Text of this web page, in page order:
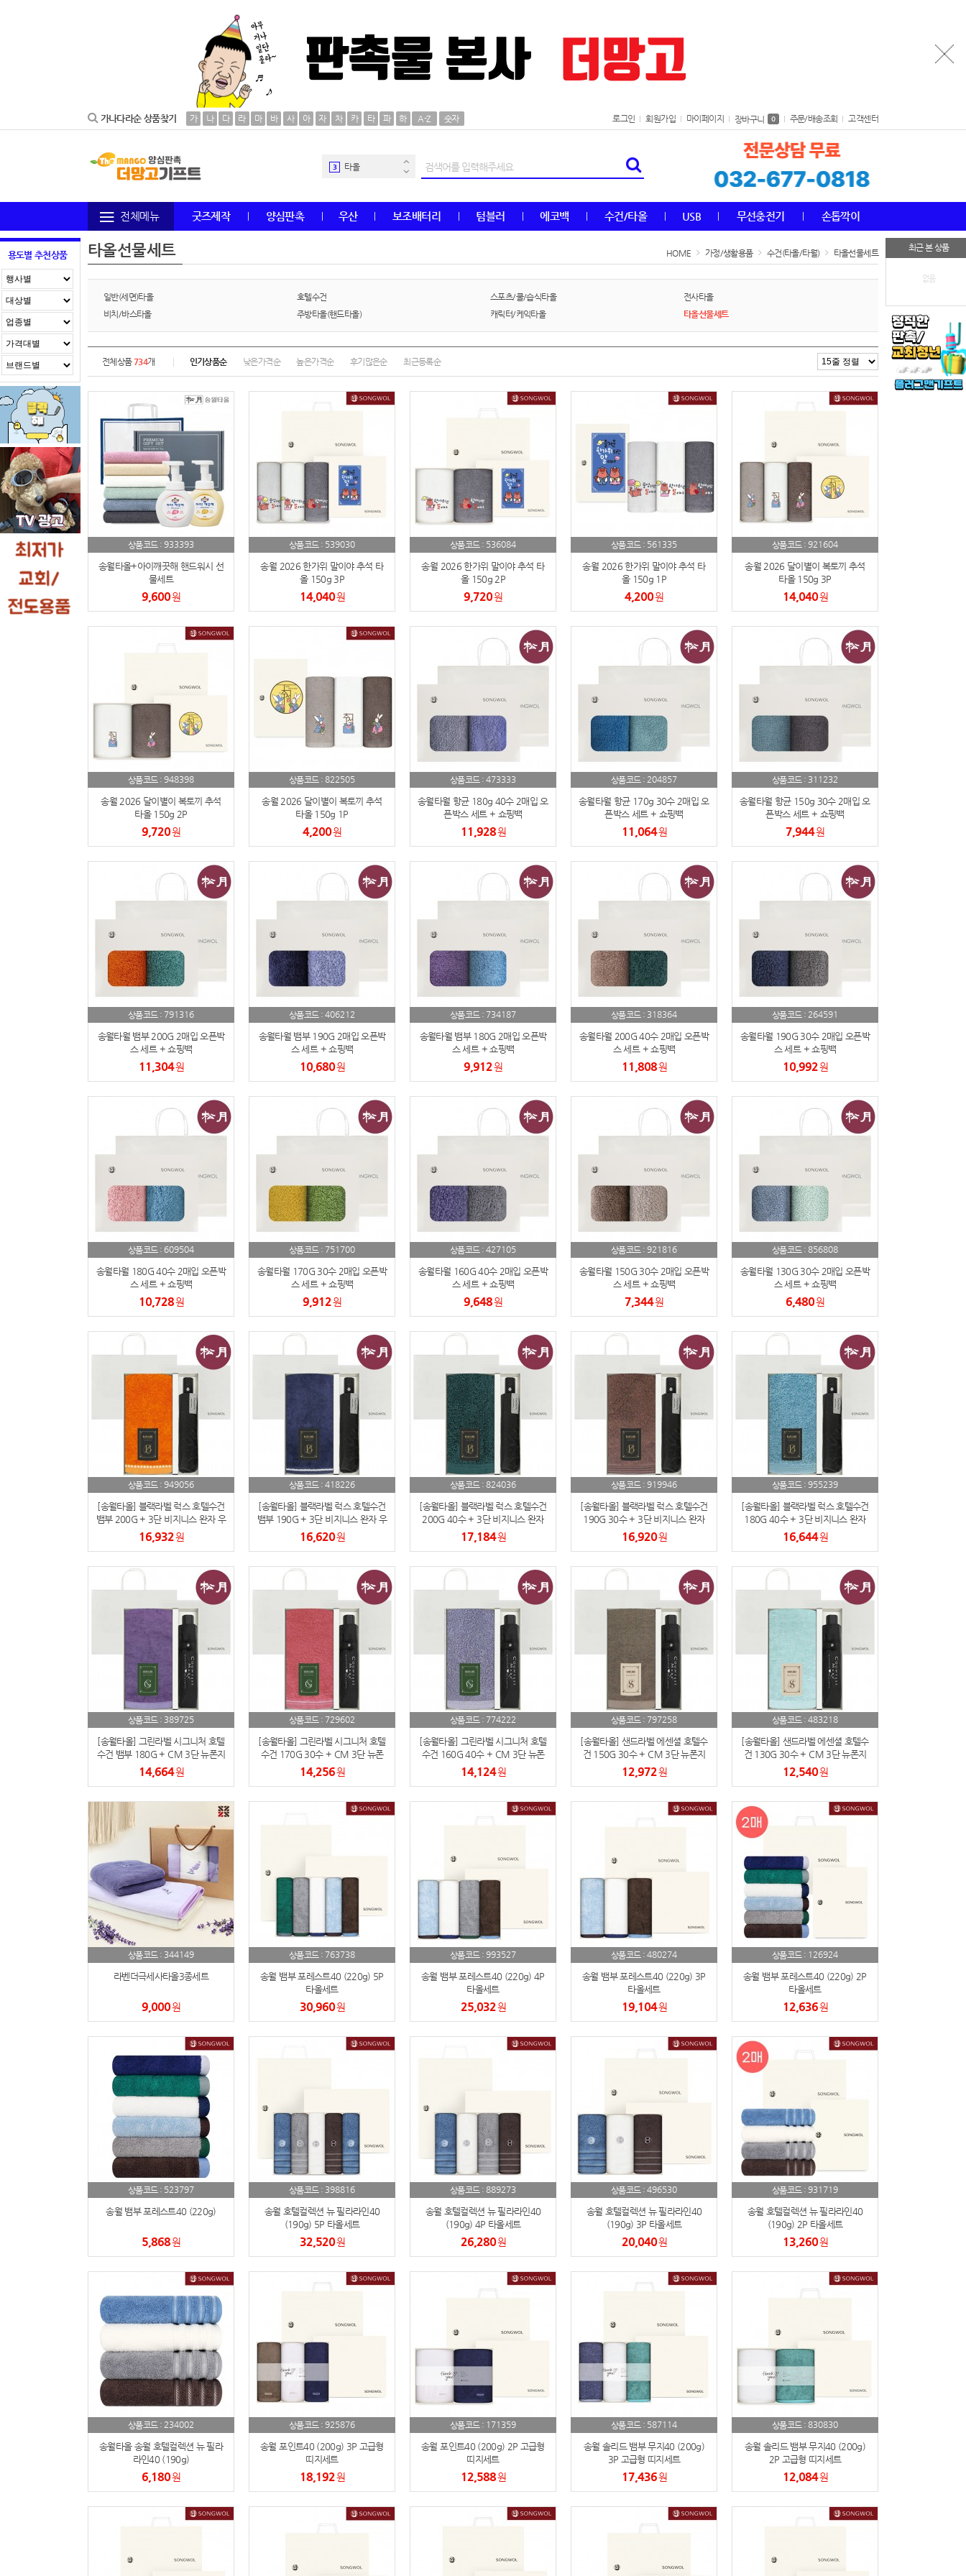
가나다라순 상품찾기 가 나 다 라 마 바 사 아 자 차 카 타 파 하 A-Z 숫자 로그인 회원가입 마이페이지 장바구니 0 주문/배송조회 고객센터
30 AP-100106
3 타올
5 볼펜
양심판촉
파우치
송월타올
에코백
15 AP-100025
16
17 AP-100050
노트
20
물티슈
23 손톱
24
25 AP-100071
28 AP-100150
29
AP-100106
1 우산
2 AP-100062
타올
볼펜
6 양심판촉
7 여행
8 텀블러
9
AP-100125
보조배터리
송월타올
에코백
15 AP-100025
쿠션
18 노트
스테들러
구급
21 물티슈
22 티슈
23 손톱
손톱깍이
AP-100071
28 AP-100150
29 AP-100084
전체메뉴 굿즈제작 양심판촉 우산 보조배터리 텀블러 에코백 수건/타올 USB 무선충전기 손톱깍이
용도별 추천상품
최근 본 상품
없음
타올선물세트 HOME 가정/생활용품 수건(타올/타월) 타올선물세트
일반(세면)타올 호텔수건 스포츠/쿨/습식타올
전사타올
비치/바스타올
주방타올(핸드타올) 캐릭터/케익타올 타올선물세트
전체상품734개 인기상품순 낮은가격순 높은가격순 후기많은순 최근등록순
상품코드 : 933393
송월타올+아이깨끗해 핸드워시 선
물세트
9,600원
상품코드 : 539030
송월 2026 한가위 말이야 추석 타
올 150g 3P
14,040원
상품코드 : 536084
송월 2026 한가위 말이야 추석 타
올 150g 2P
9,720원
상품코드 : 561335
송월 2026 한가위 말이야 추석 타
올 150g 1P
4,200원
상품코드 : 921604
송월 2026 달이별이 복토끼 추석
타올 150g 3P
14,040원
상품코드 : 948398
송월 2026 달이별이 복토끼 추석
타올 150g 2P
9,720원
상품코드 : 822505
송월 2026 달이별이 복토끼 추석
타올 150g 1P
4,200원
상품코드 : 473333
송월타월 항균 180g 40수 2매입 오
픈박스 세트 + 쇼핑백
11,928원
상품코드 : 204857
송월타월 항균 170g 30수 2매입 오
픈박스 세트 + 쇼핑백
11,064원
상품코드 : 311232
송월타월 항균 150g 30수 2매입 오
픈박스 세트 + 쇼핑백
7,944원
상품코드 : 791316
송월타월 뱀부 200G 2매입 오픈박
스 세트 + 쇼핑백
11,304원
상품코드 : 406212
송월타월 뱀부 190G 2매입 오픈박
스 세트 + 쇼핑백
10,680원
상품코드 : 734187
송월타월 뱀부 180G 2매입 오픈박
스 세트 + 쇼핑백
9,912원
상품코드 : 318364
송월타월 200G 40수 2매입 오픈박
스 세트 + 쇼핑백
11,808원
상품코드 : 264591
송월타월 190G 30수 2매입 오픈박
스 세트 + 쇼핑백
10,992원
상품코드 : 609504
송월타월 180G 40수 2매입 오픈박
스 세트 + 쇼핑백
10,728원
상품코드 : 751700
송월타월 170G 30수 2매입 오픈박
스 세트 + 쇼핑백
9,912원
상품코드 : 427105
송월타월 160G 40수 2매입 오픈박
스 세트 + 쇼핑백
9,648원
상품코드 : 921816
송월타월 150G 30수 2매입 오픈박
스 세트 + 쇼핑백
7,344원
상품코드 : 856808
송월타월 130G 30수 2매입 오픈박
스 세트 + 쇼핑백
6,480원
상품코드 : 949056
[송월타올] 블랙라벨 럭스 호텔수건
뱀부 200G + 3단 비지니스 완자 우
산 2매입 세트
16,932원
상품코드 : 418226
[송월타올] 블랙라벨 럭스 호텔수건
뱀부 190G + 3단 비지니스 완자 우
산 2매입 세트
16,620원
상품코드 : 824036
[송월타올] 블랙라벨 럭스 호텔수건
200G 40수 + 3단 비지니스 완자
우산 2매입 세트
17,184원
상품코드 : 919946
[송월타올] 블랙라벨 럭스 호텔수건
190G 30수 + 3단 비지니스 완자
우산 2매입 세트
16,920원
상품코드 : 955239
[송월타올] 블랙라벨 럭스 호텔수건
180G 40수 + 3단 비지니스 완자
우산 2매입 세트
16,644원
상품코드 : 389725
[송월타올] 그린라벨 시그니처 호텔
수건 뱀부 180G + CM 3단 뉴폰지
우산 2매입 세트
14,664원
상품코드 : 729602
[송월타올] 그린라벨 시그니처 호텔
수건 170G 30수 + CM 3단 뉴폰
지 우산 2매입 세트
14,256원
상품코드 : 774222
[송월타올] 그린라벨 시그니처 호텔
수건 160G 40수 + CM 3단 뉴폰
지 우산 2매입 세트
14,124원
상품코드 : 797258
[송월타올] 샌드라벨 에센셜 호텔수
건 150G 30수 + CM 3단 뉴폰지
우산 2매입 세트
12,972원
상품코드 : 483218
[송월타올] 샌드라벨 에센셜 호텔수
건 130G 30수 + CM 3단 뉴폰지
우산 2매입 세트
12,540원
상품코드 : 344149
라벤더극세사타올3종세트
9,000원
상품코드 : 763738
송월 뱀부 포레스트40 (220g) 5P
타올세트
30,960원
상품코드 : 993527
송월 뱀부 포레스트40 (220g) 4P
타올세트
25,032원
상품코드 : 480274
송월 뱀부 포레스트40 (220g) 3P
타올세트
19,104원
상품코드 : 126924
송월 뱀부 포레스트40 (220g) 2P
타올세트
12,636원
상품코드 : 523797
송월 뱀부 포레스트40 (220g)
5,868원
상품코드 : 398816
송월 호텔컬렉션 뉴 필라라인40
(190g) 5P 타올세트
32,520원
상품코드 : 889273
송월 호텔컬렉션 뉴 필라라인40
(190g) 4P 타올세트
26,280원
상품코드 : 496530
송월 호텔컬렉션 뉴 필라라인40
(190g) 3P 타올세트
20,040원
상품코드 : 931719
송월 호텔컬렉션 뉴 필라라인40
(190g) 2P 타올세트
13,260원
상품코드 : 234002
송월타올 송월 호텔컬렉션 뉴 필라
라인40 (190g)
6,180원
상품코드 : 925876
송월 포인트40 (200g) 3P 고급형
띠지세트
18,192원
상품코드 : 171359
송월 포인트40 (200g) 2P 고급형
띠지세트
12,588원
상품코드 : 587114
송월 솔리드 뱀부 무지40 (200g)
3P 고급형 띠지세트
17,436원
상품코드 : 830830
송월 솔리드 뱀부 무지40 (200g)
2P 고급형 띠지세트
12,084원